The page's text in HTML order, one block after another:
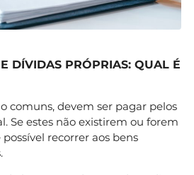
DÍVIDAS PRÓPRIAS: QUAL É
comuns, devem ser pagar pelos
Se estes não existirem ou forem
recorrer aos bens